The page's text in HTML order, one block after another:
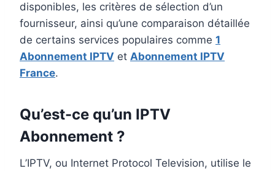
disponibles, les critères de sélection d’un
fournisseur, ainsi qu’une comparaison détaillée
de certains services populaires comme 1
Abonnement IPTV et Abonnement IPTV
France.
Qu’est-ce qu’un IPTV
Abonnement ?
L’IPTV, ou Internet Protocol Television, utilise le